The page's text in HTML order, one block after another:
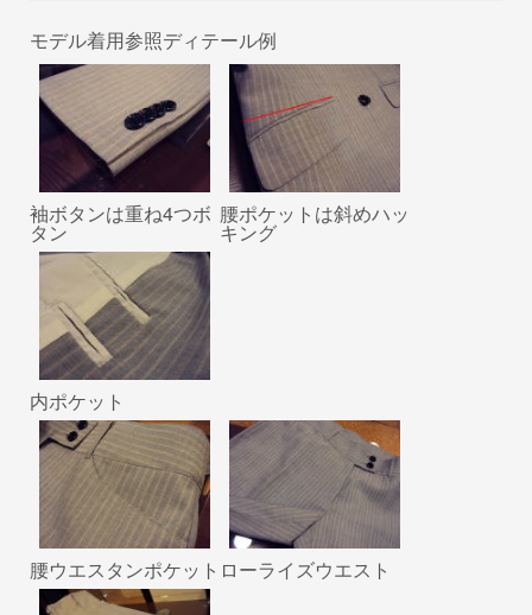
モデル着用参照ディテール例
袖ボタンは重ね4つボ
タン
腰ポケットは斜めハッ
キング
内ポケット
腰ウエスタンポケット ローライズウエスト